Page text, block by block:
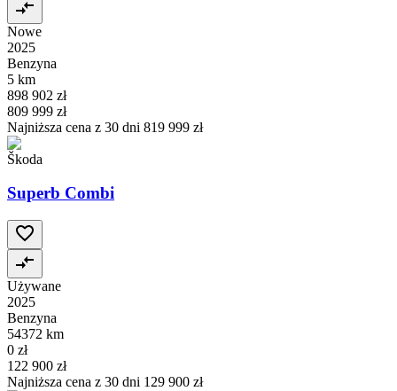
Nowe
2025
Benzyna
5 km
898 902 zł
809 999 zł
Najniższa cena z 30 dni 819 999 zł
Škoda
Superb Combi
Używane
2025
Benzyna
54372 km
0 zł
122 900 zł
Najniższa cena z 30 dni 129 900 zł